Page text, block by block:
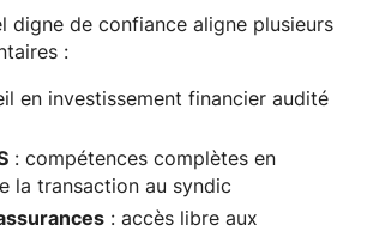
digne de confiance aligne plusieurs
:
en investissement financier audité
: compétences complètes en
la transaction au syndic
: accès libre aux